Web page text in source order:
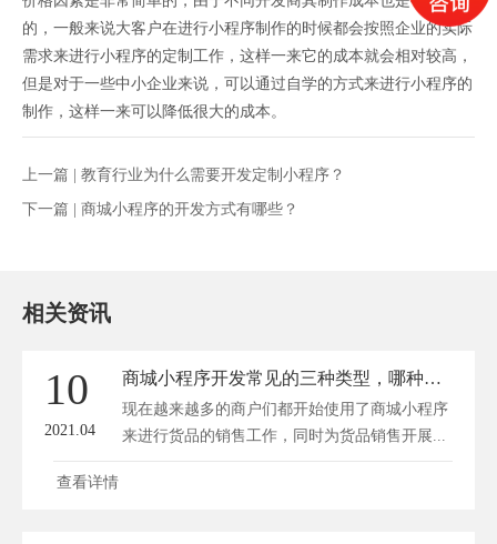
的，一般来说大客户在进行小程序制作的时候都会按照企业的实际
需求来进行小程序的定制工作，这样一来它的成本就会相对较高，
但是对于一些中小企业来说，可以通过自学的方式来进行小程序的
制作，这样一来可以降低很大的成本。
上一篇 | 教育行业为什么需要开发定制小程序？
下一篇 | 商城小程序的开发方式有哪些？
相关资讯
10
2021.04
商城小程序开发常见的三种类型，哪种适合你？
现在越来越多的商户们都开始使用了商城小程序
来进行货品的销售工作，同时为货品销售开展...
查看详情